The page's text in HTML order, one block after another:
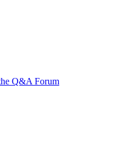
Q&A Forum